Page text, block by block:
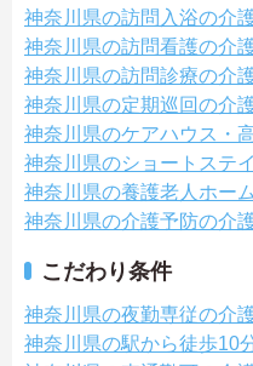
神奈川県の訪問入浴の介
神奈川県の訪問看護の介
神奈川県の訪問診療の介
神奈川県の定期巡回の介
神奈川県のケアハウス・
神奈川県のショートステ
神奈川県の養護老人ホー
神奈川県の介護予防の介
こだわり条件
神奈川県の夜勤専従の介
神奈川県の駅から徒歩10